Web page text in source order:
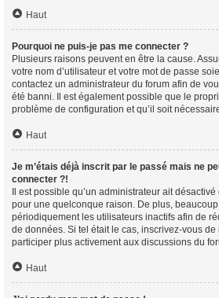
Haut
Pourquoi ne puis-je pas me connecter ?
Plusieurs raisons peuvent en être la cause.
votre nom d’utilisateur et votre mot de passe
contactez un administrateur du forum afin de
été banni. Il est également possible que le
problème de configuration et qu’il soit
Haut
Je m’étais déjà inscrit par le passé mais ne
connecter ?!
Il est possible qu’un administrateur ait
pour une quelconque raison. De plus,
périodiquement les utilisateurs inactifs afin de
de données. Si tel était le cas, inscrivez-vous
participer plus activement aux discussions du
Haut